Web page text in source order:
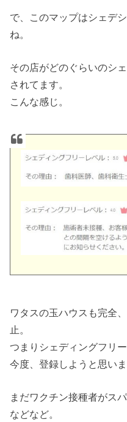
で、このマップはシェデ
ね。
その店がどのぐらいのシ
されてます。
こんな感じ。
ワタスの玉ハウスも完全
止。
つまりシェディングフリー
今度、登録しようと思いま
まだワクチン接種者がス
などなど。